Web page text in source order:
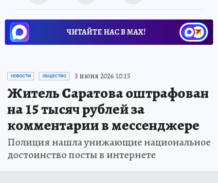
ЧИТАЙТЕ НАС В МАХ!
НОВОСТИ ОБЩЕСТВО 3 июня 2026 10:15
Житель Саратова оштрафован
на 15 тысяч рублей за
комментарии в мессенджере
Полиция нашла унижающие национальное
достоинство посты в интернете